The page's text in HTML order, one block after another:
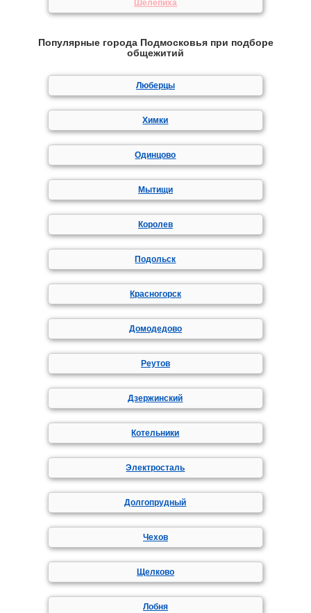
Шелепиха
Популярные города Подмосковья при подборе
общежитий
Люберцы
Химки
Одинцово
Мытищи
Королев
Подольск
Красногорск
Домодедово
Реутов
Дзержинский
Котельники
Электросталь
Долгопрудный
Чехов
Щелково
Лобня